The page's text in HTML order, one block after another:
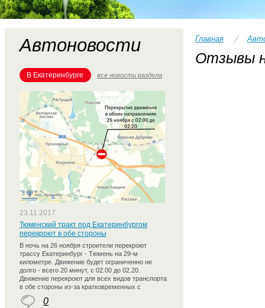
Главная
Отзывы
Автоновости
В Екатеринбурге все новости раздела
23.11.2017
Тюменский тракт под Екатеринбургом
перекроют в обе стороны
В ночь на 26 ноября строители перекроют
трассу Екатеринбург - Тюмень на 29-м
километре. Движение будет ограниченно не
долго - всего 20 минут, с 02.00 до 02.20.
Движение перекроют для всех видов транспорта
в обе стороны из-за кратковременных с
0